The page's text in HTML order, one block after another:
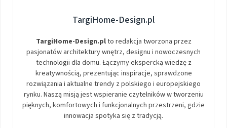
TargiHome-Design.pl
TargiHome-Design.plto redakcja tworzona przez
pasjonatów architektury wnętrz, designu i nowoczesnych
technologii dla domu. Łączymy ekspercką wiedzę z
kreatywnością, prezentując inspiracje, sprawdzone
rozwiązania i aktualne trendy z polskiego i europejskiego
rynku. Naszą misją jest wspieranie czytelników w tworzeniu
pięknych, komfortowych i funkcjonalnych przestrzeni, gdzie
innowacja spotyka się z tradycją.